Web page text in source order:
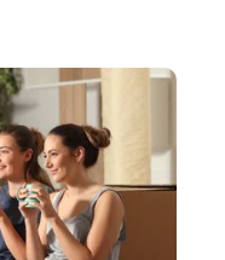
und
sagen, bevor
ist sie deutlich